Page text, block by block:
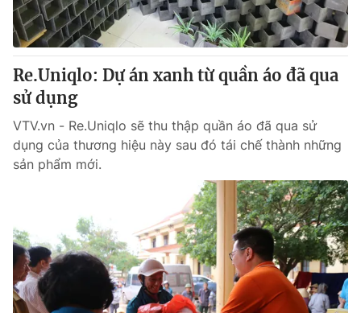
Sản phẩm
Thị trường
Tư vấn
Lịch phát sóng
Chuyên mục khác
Emagazine Podcast
Photo
Shorts video
VTV Money VTV Thể thao
Re.Uniqlo: Dự án xanh từ quần áo đã qua
sử dụng
VTV.vn - Re.Uniqlo sẽ thu thập quần áo đã qua sử
dụng của thương hiệu này sau đó tái chế thành những
sản phẩm mới.